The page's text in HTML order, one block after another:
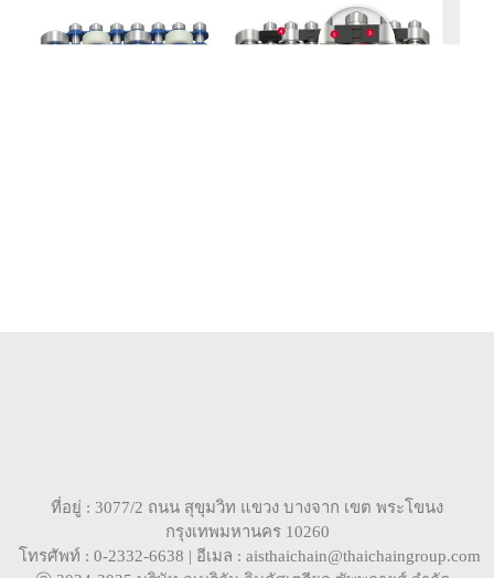
ที่อยู่ : 3077/2 ถนน สุขุมวิท แขวง บางจาก เขต พระโขนง
กรุงเทพมหานคร 10260
โทรศัพท์ : 0-2332-6638 | อีเมล : aisthaichain@thaichaingroup.com